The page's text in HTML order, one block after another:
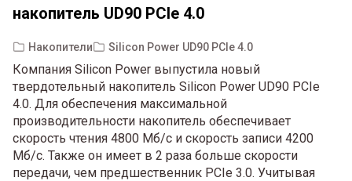
накопитель UD90 PCIe 4.0
Накопители Silicon Power UD90 PCIe 4.0
Компания Silicon Power выпустила новый
твердотельный накопитель Silicon Power UD90 PCIe
4.0. Для обеспечения максимальной
производительности накопитель обеспечивает
скорость чтения 4800 Мб/с и скорость записи 4200
Мб/с. Также он имеет в 2 раза больше скорости
передачи, чем предшественник PCIe 3.0. Учитывая